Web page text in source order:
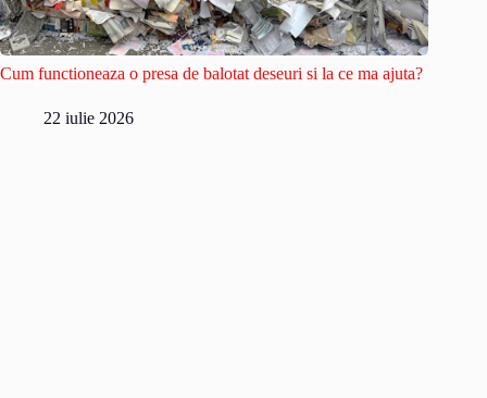
Cum functioneaza o presa de balotat deseuri si la ce ma ajuta?
22 iulie 2026